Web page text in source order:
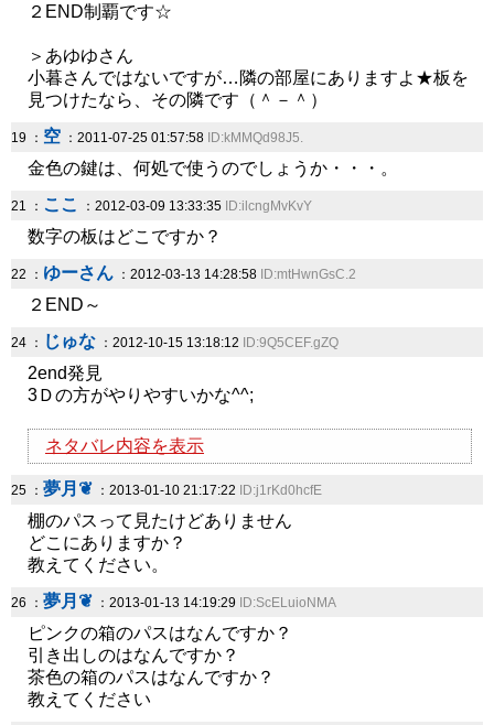
２END制覇です☆
＞あゆゆさん
小暮さんではないですが…隣の部屋にありますよ★板を
見つけたなら、その隣です（＾－＾）
19 ： 空 ：2011-07-25 01:57:58 ID:kMMQd98J5.
金色の鍵は、何処で使うのでしょうか・・・。
21 ： ここ ：2012-03-09 13:33:35 ID:ilcngMvKvY
数字の板はどこですか？
22 ： ゆーさん ：2012-03-13 14:28:58 ID:mtHwnGsC.2
２END～
24 ： じゅな ：2012-10-15 13:18:12 ID:9Q5CEF.gZQ
2end発見
3Ｄの方がやりやすいかな^^;
ネタバレ内容を表示
25 ： 夢月❦ ：2013-01-10 21:17:22 ID:j1rKd0hcfE
棚のパスって見たけどありません
どこにありますか？
教えてください。
26 ： 夢月❦ ：2013-01-13 14:19:29 ID:ScELuioNMA
ピンクの箱のパスはなんですか？
引き出しのはなんですか？
茶色の箱のパスはなんですか？
教えてください